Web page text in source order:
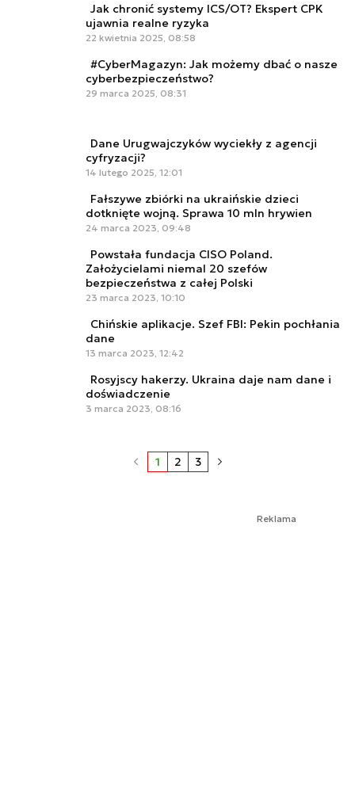
Jak chronić systemy ICS/OT? Ekspert CPK
ujawnia realne ryzyka
22 kwietnia 2025, 08:58
#CyberMagazyn: Jak możemy dbać o nasze
cyberbezpieczeństwo?
29 marca 2025, 08:31
Dane Urugwajczyków wyciekły z agencji
cyfryzacji?
14 lutego 2025, 12:01
Fałszywe zbiórki na ukraińskie dzieci
dotknięte wojną. Sprawa 10 mln hrywien
24 marca 2023, 09:48
Powstała fundacja CISO Poland.
Założycielami niemal 20 szefów
bezpieczeństwa z całej Polski
23 marca 2023, 10:10
Chińskie aplikacje. Szef FBI: Pekin pochłania
dane
13 marca 2023, 12:42
Rosyjscy hakerzy. Ukraina daje nam dane i
doświadczenie
3 marca 2023, 08:16
1 2 3
Reklama